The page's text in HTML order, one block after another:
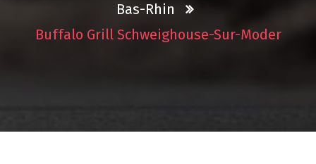
Bas-Rhin
Buffalo Grill Schweighouse-Sur-Moder